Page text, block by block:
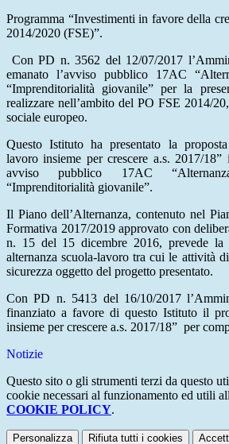
Programma “Investimenti in favore della
2014/2020 (FSE)”.
Con PD n. 3562 del 12/07/2017
emanato l’avviso pubblico 17AC
“Imprenditorialità giovanile” per la
realizzare nell’ambito del PO FSE 2014/
sociale europeo.
Questo Istituto ha presentato la
lavoro insieme per crescere a.s. 2017/18”
avviso pubblico 17AC
“Imprenditorialità giovanile”.
Il Piano dell’Alternanza, contenuto nel
Formativa 2017/2019 approvato con
n. 15 del 15 dicembre 2016, prevede la
alternanza scuola-lavoro tra cui le attività
sicurezza oggetto del progetto presentato.
Con PD n. 5413 del 16/10/2017
finanziato a favore di questo Istituto il
insieme per crescere a.s. 2017/18” per
Notizie
Questo sito o gli strumenti terzi da questo
cookie necessari al funzionamento ed utili
COOKIE POLICY.
Personalizza Rifiuta tutti i cookies